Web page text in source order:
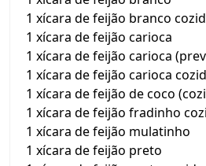
1 xícara de feijão branco
1 xícara de feijão carioca
1 xícara de feijão carioca
1 xícara de feijão carioca
1 xícara de feijão de coco
1 xícara de feijão fradinho
1 xícara de feijão mulatinho
1 xícara de feijão preto